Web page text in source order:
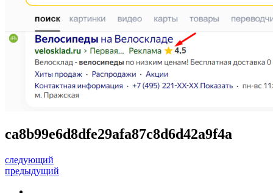
ca8b99e6d8dfe29afa87c8d6d42a9f4a
следующий
предыдущий